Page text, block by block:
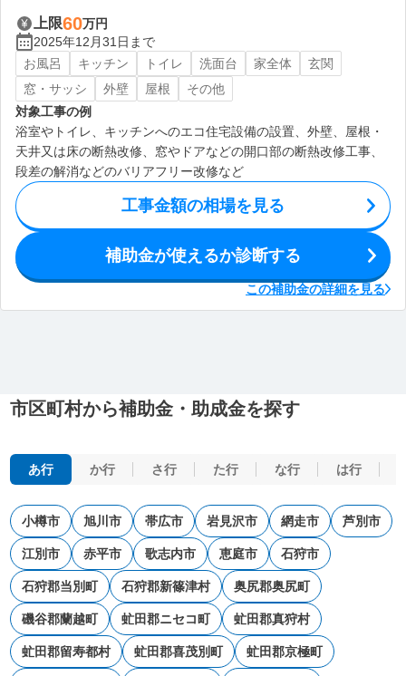
上限60万円
2025年12月31日まで
お風呂
キッチン トイレ 洗面台 家全体
玄関
窓・サッシ
外壁 屋根
その他
対象工事の例
浴室やトイレ、キッチンへのエコ住宅設備の設置、外壁、屋根・
天井又は床の断熱改修、窓やドアなどの開口部の断熱改修工事、
段差の解消などのバリアフリー改修など
工事金額の相場を見る
補助金が使えるか診断する
この補助金の詳細を見る
市区町村から補助金・助成金を探す
あ行 か行 さ行 た行 な行 は行
小樽市 旭川市 帯広市 岩見沢市 網走市 芦別市
江別市 赤平市 歌志内市 恵庭市 石狩市
石狩郡当別町 石狩郡新篠津村 奥尻郡奥尻町
磯谷郡蘭越町 虻田郡ニセコ町 虻田郡真狩村
虻田郡留寿都村 虻田郡喜茂別町 虻田郡京極町